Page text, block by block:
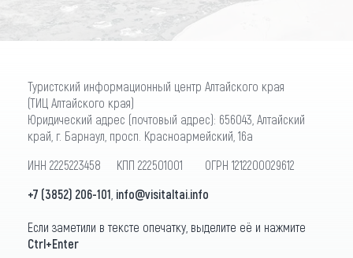
Туристский информационный центр Алтайского края
(ТИЦ Алтайского края)
Юридический адрес (почтовый адрес): 656043, Алтайский
край, г. Барнаул, просп. Красноармейский, 16а
ИНН 2225223458 КПП 222501001 ОГРН 1212200029612
+7 (3852) 206-101 info@visitaltai.info
Если заметили в тексте опечатку, выделите её и нажмите
Ctrl+Enter